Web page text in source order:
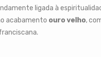
Que
Izasbiju.
ligada à
acabamento ouro velho,